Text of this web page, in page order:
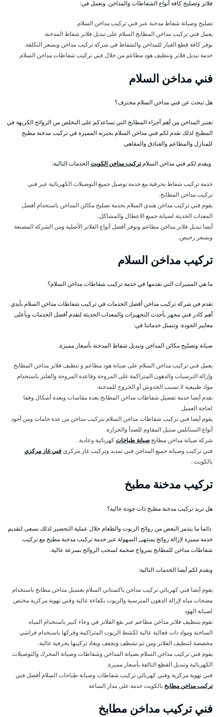
فلاتر وتصليح كافة أنواع الشفاطات والمداخن. ونعمل في:
تصليح وصيانة شفاط مدخنة عبر فني تركيب مداخن السلام.
يعمل فني تركيب مداخن المطابخ السلام على تبديل فلاتر شفاط المدخنة.
نوفر كافة قطع الغيار للمداخن والشفاط في شركة تركيب مداخن وبسعر التكلفة.
خدمة تبديل فلاتر وتنظيف هود مطاعم من خلال فني تركيب شفاطات مداخن السلام.
فني مداخن السلام
هل تبحث عن فني مداخن السلام محترف؟
تعتبر المداخن من أهم أجزاء المطابخ التي تساعدكم على التخلص من الروائح الكريهة في
المطبخ لذلك نقدم لكم فني مداخن السلام بخبرته المميزة في تركيب مدخنة مطبخ
للمنازل والمطاعم والفنادق والمقاهي.
ويقدم لكم فني مداخن السلامتركيب مداخن الكويتالخدمات التالية:
خدمة تركيب شفاط بحرفية مع خدمة توصيل جميع التوصيلات الكهربائية عبر فني
تركيب مداخن المطابخ.
يقوم فني تركيب مداخن هندي السلام بخدمة تصليح مكائن المداخن باستخدام أفضل
المعدات الحديثة لصيانة جميع الاعطال والمشاكل.
أيضا تبديل فلاتر مداخن مطاعم ونوفر أفضل أنواع الفلاتر الأصلية ومن الشركة المصنعة
وبسعر رخيص.
تركيب مداخن السلام
ما هي المميزات التي نقدمها في خدمة تركيب شفاطات مداخن السلام؟
تقدم في شركة تركيب مداخن أفضل الخدمات في تركيب شفاطات مداخن السلام بأيدي
أهم كادر فني مجهز بأحدث التجهيزات والمعدات الحديثة لتقدم أفضل الخدمات وبأعلى
معايير الجودة. وتتمثل خدماتنا في:
صيانة وتصليح مكائن المداخن وتبديل شفاط المدخنة بأسعار مميزة.
يعمل فني تركيب مداخن السلام على صيانة هود مطاعم و تنظيف فلاتر مداخن المطابخ
وإزالة الترسبات والدهون المتراكمة على المروحة وقاعدة المروحة والفلتر باستخدام
مواد طبيعية لا تسبب الخدوش أو الجروح للمدخنة.
نقدم أيضا خدمة تفصيل شفاطات مداخن المطابخ بعدة مقاسات وبعدة أشكال وفقا
لحاجة العميل
يقوم أيضا فني تركيب شفاطات مداخن السلام بتركيب مداخن من عدة خامات ومن أجود
أنواع الستانلس ستيل المقاوم للصدأ والحرارة.
شركة صيانة مداخن مطابخ صيانة طباخاتكهربائية وعادية .
فني تركيب وصيانة جميع المداخن فني تمديد وتركيب غاز مركزيفني غاز مركزي
بالكويت .
تركيب مدخنة مطبخ
هل تريد تركيب مدخنة مطبخ ذات جودة عالية؟
دائما ما يتذمر البعض من روائح الزيوت والطعام خلال عملية التحضير لذلك نسعى لتقديم
خدمة مميزة لإزالة روائح بمنتهى السهولة عبر خدمة تركيب مدخنة مطبخ مع تركيب
شفاطات مداخن للمطابخ بمرواح ضخمة لسحب الروائح بسرعة عالية.
ونقدم لكم أيضا الخدمات التالية:
يقوم أيضا فني كهربائي تركيب مداخن باكستاني السلام بغسيل مداخن مطابخ باستخدام
مضخات مياه لإزالة الدهون المترسبة والزيوت بكفاءة عالية وفني تهوية مركزية مختص
لصيانة الهود
نقوم بتنظيف فلاتر مداخن مطاعم عبر نقع الفلاتر في وعاء كبير باستخدام المياه
الساخنة ومواد ذات فعالية عالية لكشط الزيوت المتراكمة وفركها باستخدام فراشي
مخصصة لتنظيف الفلاتر ومن ثم تشطف وتجفف ويعاد تركيبها بحرفية عالية.
يقوم فني تركيب مداخن السلام بصيانة المداخن وشفاطات وصيانة المحرك والتوصيلات
الكهربائية وتبديل القطع التالفة بأسعار مميزة.
فني تهوية مركزية وفني كهربائي تركيب شفاطات وصيانة طباخات السلام أفضل فني
تركيب مداخن مطابخ بالكويت خدمة على مدار الساعة
فني تركيب مداخن مطابخ